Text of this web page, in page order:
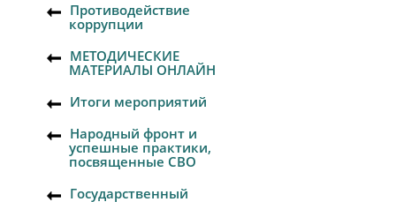
Противодействие
коррупции
МЕТОДИЧЕСКИЕ
МАТЕРИАЛЫ ОНЛАЙН
Итоги мероприятий
Народный фронт и
успешные практики,
посвященные СВО
Государственный